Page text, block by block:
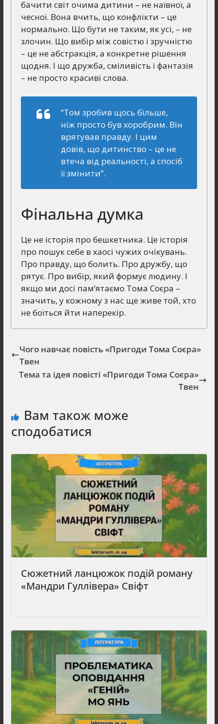
бачити світ очима дитини – не наївної, а
чесної. Вона вчить, що конфлікти – це
нормально. Що бути не таким, як усі, – не
злочин. Що вибір між совістю і зручністю
– це не абстракція, а конкретне рішення
щодня. І що дружба, сміливість і фантазія
– не просто красиві слова.
“Том зробив щось більше,
ніж просто був хоробрим. Він
врятував правду. І цим
довів, що дитинство – це не
втеча від реальності, а спосіб
її змінити”.
Фінальна думка
Це не історія про бешкетника. Це історія
про пошук себе в хаосі чужих очікувань.
Про правду, що болить. Про дружбу, що
рятує. Про вибір, який формує людину. І
якщо ми досі пам’ятаємо Тома Соєра –
значить, у кожному з нас ще живе той, хто
не боїться йти наперекір.
Чого навчає повість «Пригоди Тома Соєра»
Твен
Тема та ідея повісті «Пригоди Тома Соєра»
Твен
Вам також може
сподобатися
Сюжетний ланцюжок подій роману
«Мандри Гуллівера» Свіфт